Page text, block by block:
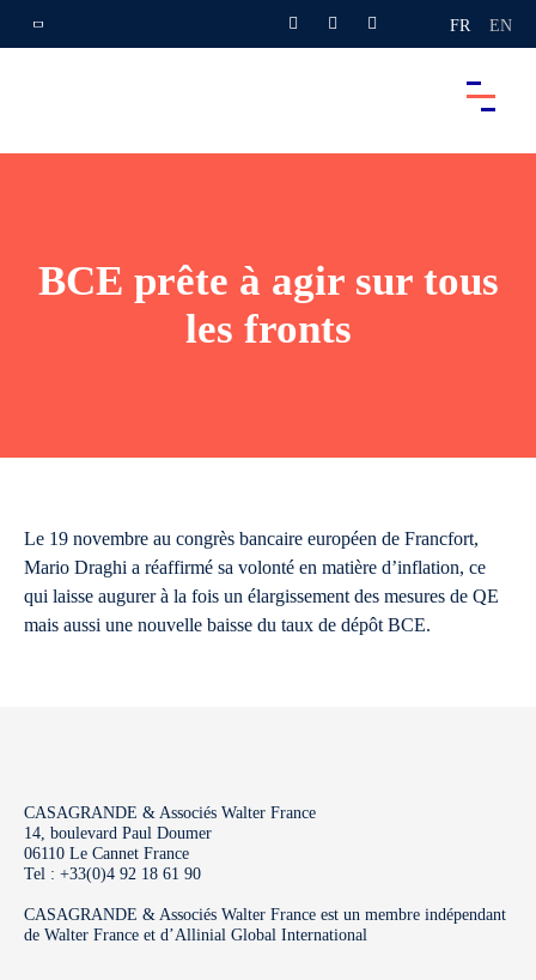
FR EN
BCE prête à agir sur tous
les fronts
Le 19 novembre au congrès bancaire européen de Francfort,
Mario Draghi a réaffirmé sa volonté en matière d’inflation, ce
qui laisse augurer à la fois un élargissement des mesures de QE
mais aussi une nouvelle baisse du taux de dépôt BCE.
CASAGRANDE & Associés Walter France
14, boulevard Paul Doumer
06110 Le Cannet France
Tel : +33(0)4 92 18 61 90
CASAGRANDE & Associés Walter France est un membre indépendant
de Walter France et d’Allinial Global International